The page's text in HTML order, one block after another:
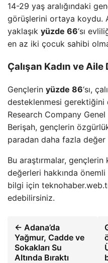
14-29 yaş aralığındaki
görüşlerini ortaya koydu.
yaklaşık yüzde 66‘sı
en az iki çocuk sahibi
Çalışan Kadın ve
Gençlerin yüzde 86‘sı,
desteklenmesi gerektiğini
Research Company Genel
Berişah, gençlerin
paradan daha fazla
Bu araştırmalar,
değerleri hakkında
bilgi için
edebilirsiniz.
← Adana’da
Yağmur, Cadde ve
Sokakları Su
Altında Bıraktı